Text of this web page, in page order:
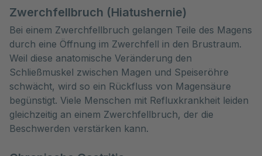
Zwerchfellbruch (Hiatushernie)
Bei einem Zwerchfellbruch gelangen Teile des Magens
durch eine Öffnung im Zwerchfell in den Brustraum.
Weil diese anatomische Veränderung den
Schließmuskel zwischen Magen und Speiseröhre
schwächt, wird so ein Rückfluss von Magensäure
begünstigt. Viele Menschen mit Refluxkrankheit leiden
gleichzeitig an einem Zwerchfellbruch, der die
Beschwerden verstärken kann.